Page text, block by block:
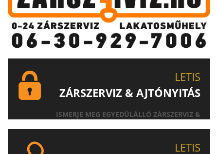
LETIS
ZÁRSZERVIZ & AJTÓNYITÁS
ISMERJE MEG EGYEDÜLÁLLÓ ZÁRSZERVIZ &
LETIS